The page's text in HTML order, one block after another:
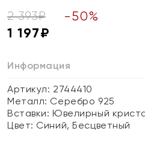
2 393₽ -50%
1 197₽
Информация
Артикул: 2744410
Металл: Серебро 925
Вставки:Ювелирный
Цвет: Синий, Бесцветный